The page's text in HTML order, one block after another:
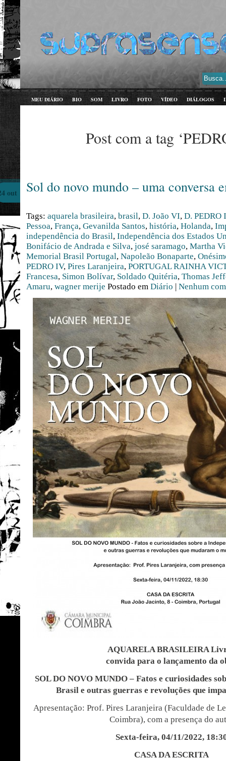
MEU DIÁRIO BIO SOM LIVRO FOTO VÍDEO DIÁLOGOS
Post com a tag
Sol do novo mundo – uma conversa
out
Tags: aquarela brasileira, brasil, D. João VI, D. PEDRO I
Pessoa, França, Gevanilda Santos, história, Holanda,
independência do Brasil, Independência dos Estados
Bonifácio de Andrada e Silva, josé saramago, Martha
Memorial Brasil Portugal, Napoleão Bonaparte,
PEDRO IV, Pires Laranjeira, PORTUGAL RAINHA
Francesa, Simon Bolívar, Soldado Quitéria, Thomas
Amaru, wagner merije Postado em Diário | Nenhum
AQUARELA BRASILEIRA
convida para o lançamento da
SOL DO NOVO MUNDO – Fatos e curiosidades
Brasil e outras guerras e revoluções que
Apresentação: Prof. Pires Laranjeira (Faculdade de
Coimbra), com a presença do
Sexta-feira, 04/11/2022,
CASA DA ESCRITA